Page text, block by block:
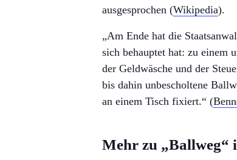
ausgesprochen (Wikipedia).
„Am Ende hat die
sich behauptet hat: zu einem
der Geldwäsche und der
bis dahin unbescholtene
an einem Tisch fixiert.“ (
Mehr zu „Ballweg“